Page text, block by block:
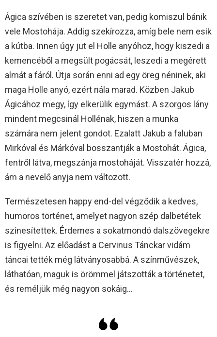
Ágica szívében is szeretet van, pedig komiszul bánik
vele Mostohája. Addig szekírozza, amíg bele nem esik
a kútba. Innen úgy jut el Holle anyóhoz, hogy kiszedi a
kemencéből a megsült pogácsát, leszedi a megérett
almát a fáról. Útja során enni ad egy öreg néninek, aki
maga Holle anyó, ezért nála marad. Közben Jakub
Ágicához megy, így elkerülik egymást. A szorgos lány
mindent megcsinál Hollénak, hiszen a munka
számára nem jelent gondot. Ezalatt Jakub a faluban
Mirkóval és Márkóval bosszantják a Mostohát. Ágica,
fentről látva, megszánja mostoháját. Visszatér hozzá,
ám a nevelő anyja nem változott.
Természetesen happy end-del végződik a kedves,
humoros történet, amelyet nagyon szép dalbetétek
színesítettek. Érdemes a sokatmondó dalszövegekre
is figyelni. Az előadást a Cervinus Tánckar vidám
táncai tették még látványosabbá. A színművészek,
láthatóan, maguk is örömmel játszották a történetet,
és reméljük még nagyon sokáig…